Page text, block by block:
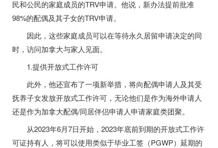
民和公民的家庭成员的TRV申请。 他说，新办法提前批准
98%的配偶及其子女的TRV申请。
因此，这些家庭成员可以在等待永久居留申请决定的同
时，访问加拿大与家人见面。
1.提供开放式工作许可
此外，他还宣布了一项新举措，将向配偶申请人及其受
抚养子女发放开放式工作许可，无论他们是作为海外申请人
还是作为加拿大配偶/同居伴侣申请人申请家庭类团聚。
从2023年6月7日开始，2023年底前到期的开放式工作许
可证持有人，将可以使用类似于毕业工签（PGWP）延期的